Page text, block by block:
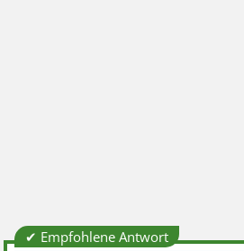
✔ Empfohlene Antwort